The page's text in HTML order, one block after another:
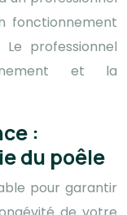
fonctionnement
professionnel
et la
:
du poêle
pour garantir